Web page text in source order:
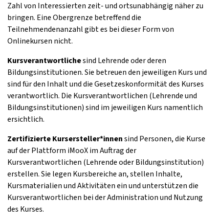
Zahl von Interessierten zeit- und ortsunabhängig näher zu
bringen. Eine Obergrenze betreffend die
Teilnehmendenanzahl gibt es bei dieser Form von
Onlinekursen nicht.
Kursverantwortlichesind Lehrende oder deren
Bildungsinstitutionen. Sie betreuen den jeweiligen Kurs und
sind für den Inhalt und die Gesetzeskonformität des Kurses
verantwortlich. Die Kursverantwortlichen (Lehrende und
Bildungsinstitutionen) sind im jeweiligen Kurs namentlich
ersichtlich.
Zertifizierte Kursersteller*innensind Personen, die Kurse
auf der Plattform iMooX im Auftrag der
Kursverantwortlichen (Lehrende oder Bildungsinstitution)
erstellen. Sie legen Kursbereiche an, stellen Inhalte,
Kursmaterialien und Aktivitäten ein und unterstützen die
Kursverantwortlichen bei der Administration und Nutzung
des Kurses.